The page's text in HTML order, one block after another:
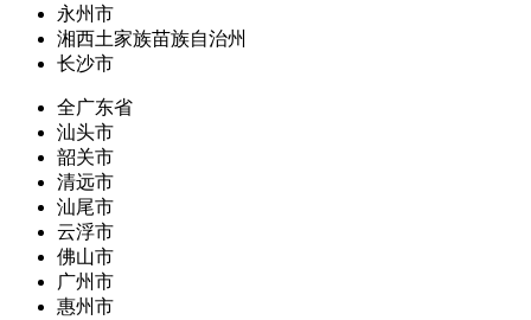
永州市
湘西土家族苗族自治州
长沙市
全广东省
汕头市
韶关市
清远市
汕尾市
云浮市
佛山市
广州市
惠州市